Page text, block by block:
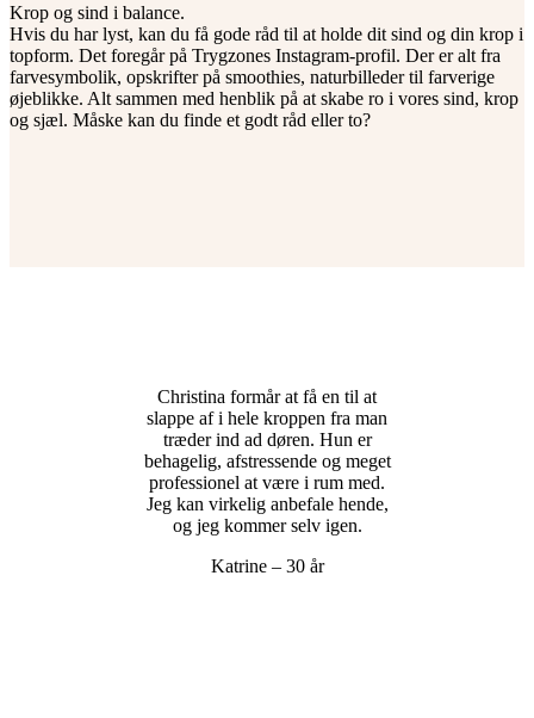
Krop og sind i balance.
Hvis du har lyst, kan du få gode råd til at holde dit sind og din krop i
topform. Det foregår på Trygzones Instagram-profil. Der er alt fra
farvesymbolik, opskrifter på smoothies, naturbilleder til farverige
øjeblikke. Alt sammen med henblik på at skabe ro i vores sind, krop
og sjæl. Måske kan du finde et godt råd eller to?
Christina formår at få en til at
slappe af i hele kroppen fra man
træder ind ad døren. Hun er
behagelig, afstressende og meget
professionel at være i rum med.
Jeg kan virkelig anbefale hende,
og jeg kommer selv igen.
Katrine – 30 år